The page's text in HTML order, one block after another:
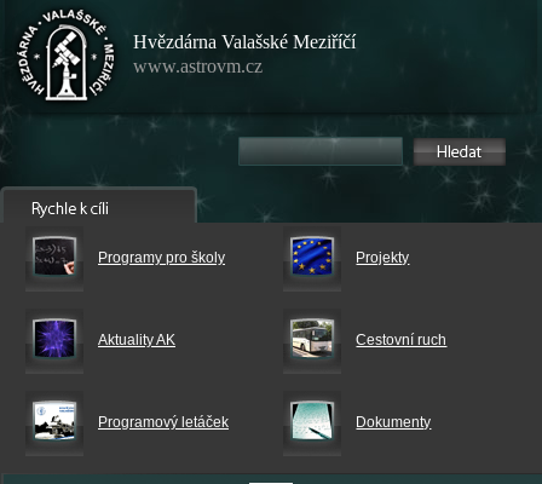
Hvězdárna Valašské Meziříčí
www.astrovm.cz
Programy pro školy Projekty
Aktuality AK Cestovní ruch
Programový letáček Dokumenty